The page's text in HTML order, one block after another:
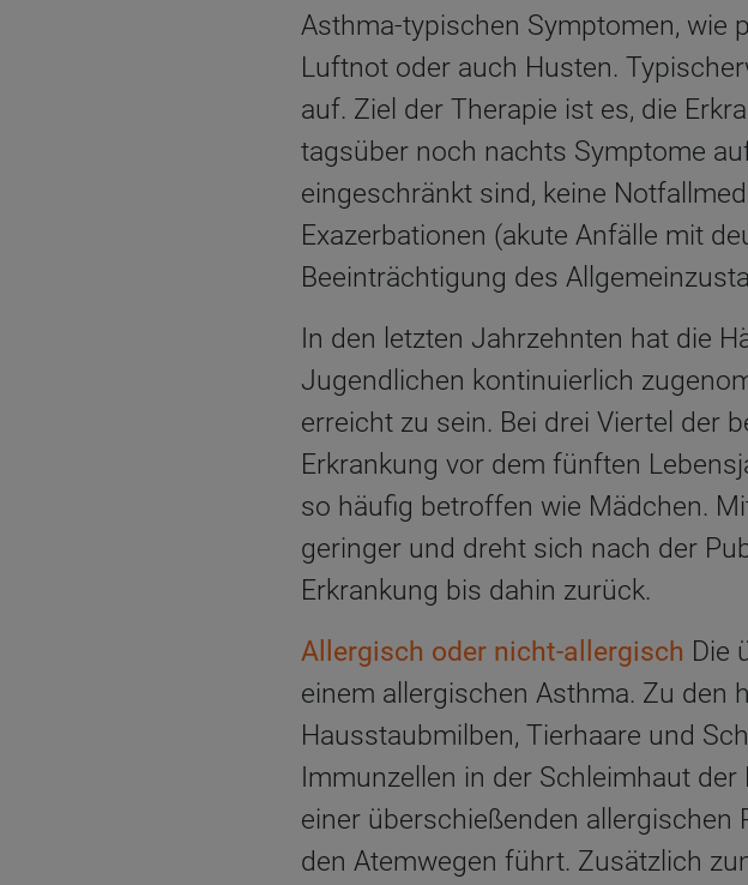
Asthma-typischen Symptomen, wie
Luftnot oder auch Husten.
auf. Ziel der Therapie ist es, die
tagsüber noch nachts Symptome
eingeschränkt sind, keine
Exazerbationen (akute Anfälle mit
Beeinträchtigung des
In den letzten Jahrzehnten hat die
Jugendlichen kontinuierlich
erreicht zu sein. Bei drei Viertel der
Erkrankung vor dem fünften
so häufig betroffen wie Mädchen.
geringer und dreht sich nach der
Erkrankung bis dahin zurück.
Allergisch oder nicht-allergisch Die
einem allergischen Asthma. Zu den
Hausstaubmilben, Tierhaare und
Immunzellen in der Schleimhaut
einer überschießenden allergischen
den Atemwegen führt. Zusätzlich